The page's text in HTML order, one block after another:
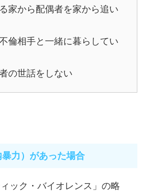
家から配偶者を家から追い
倫相手と一緒に暮らしてい
の世話をしない
力）があった場合
ック・バイオレンス」の略